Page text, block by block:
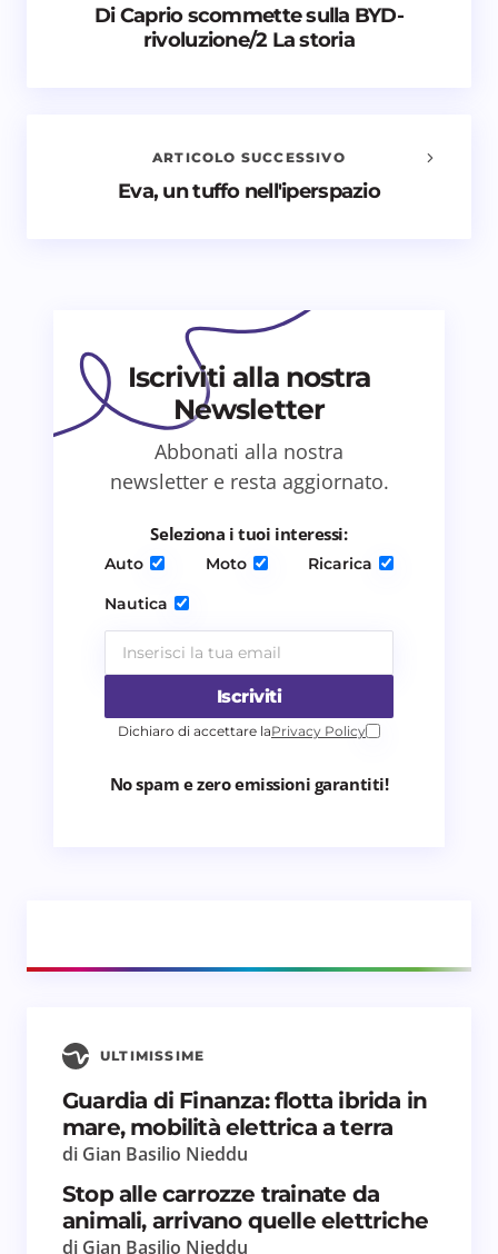
Il tuo commento *
Salva il mio nome e email in questo browser
per il prossimo commento.
Avvisami quando vengono aggiunti nuovi
Di Caprio scommette sulla BYD-
rivoluzione/2 La storia
ARTICOLO SUCCESSIVO
Eva, un tuffo nell'iperspazio
Iscriviti alla nostra
Newsletter
Abbonati alla nostra
newsletter e resta aggiornato.
Seleziona i tuoi interessi:
Auto Moto
Ricarica
Nautica
Iscriviti
Dichiaro di accettare laPrivacy Policy
No spam e zero emissioni garantiti!
ULTIMISSIME
Guardia di Finanza: flotta ibrida in
mare, mobilità elettrica a terra
di Gian Basilio Nieddu
Stop alle carrozze trainate da
animali, arrivano quelle elettriche
di Gian Basilio Nieddu